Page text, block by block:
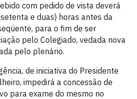
com pedido de vista deverá
e duas) horas antes da
para o fim de ser
pelo Colegiado, vedada nova
pelo plenário.
de iniciativa do Presidente
impedirá a concessão de
para exame do mesmo no